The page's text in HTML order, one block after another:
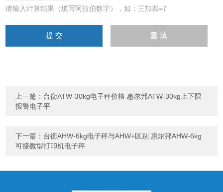
请输入计算结果（填写阿拉伯数字），如：三加四=7
上一篇： 台衡ATW-30kg电子秤价格 惠尔邦ATW-30kg上下限
报警电子平
下一篇： 台衡AHW-6kg电子秤与AHW+区别 惠尔邦AHW-6kg
可接微型打印机电子秤